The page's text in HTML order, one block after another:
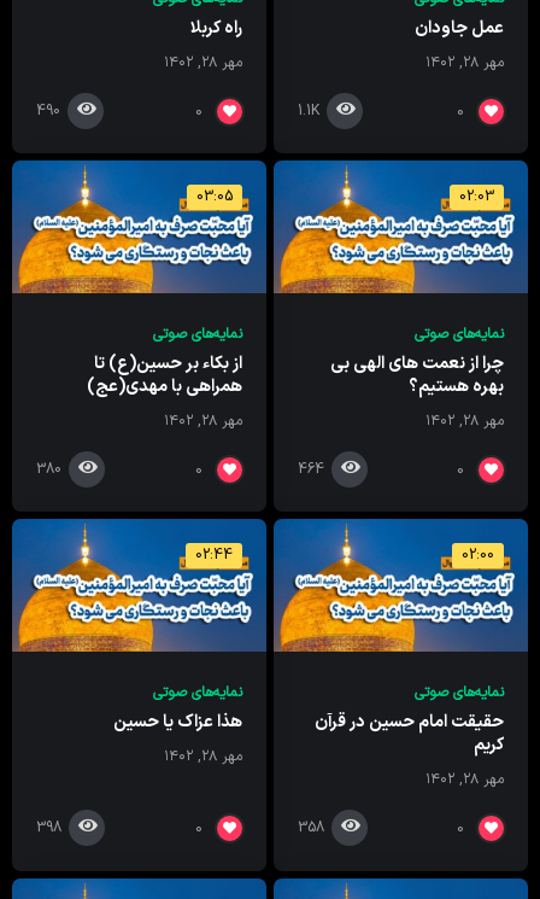
عمل جاودان
مهر ۲۸, ۱۴۰۲
0
1.1K
راه کربلا
مهر ۲۸, ۱۴۰۲
0
490
02:03
نمایه‌های صوتی
چرا از نعمت های الهی بی
بهره هستیم؟
مهر ۲۸, ۱۴۰۲
0
464
03:05
نمایه‌های صوتی
از بکاء بر حسین(ع) تا
همراهی با مهدی(عج)
مهر ۲۸, ۱۴۰۲
0
380
02:00
نمایه‌های صوتی
حقیقت امام حسین در قرآن
کریم
مهر ۲۸, ۱۴۰۲
0
358
02:44
نمایه‌های صوتی
هذا عزاک یا حسین
مهر ۲۸, ۱۴۰۲
0
398